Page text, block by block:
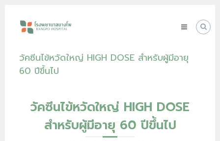
contentพยาบาล
choice
for
Good
วัคซีนไข้หวัดใหญ่ HIGH DOSE สำหรับผู้มีอายุ
60 ปีขึ้นไป
วัคซีนไข้หวัดใหญ่ HIGH DOSE
สำหรับผู้มีอายุ 60 ปีขึ้นไป